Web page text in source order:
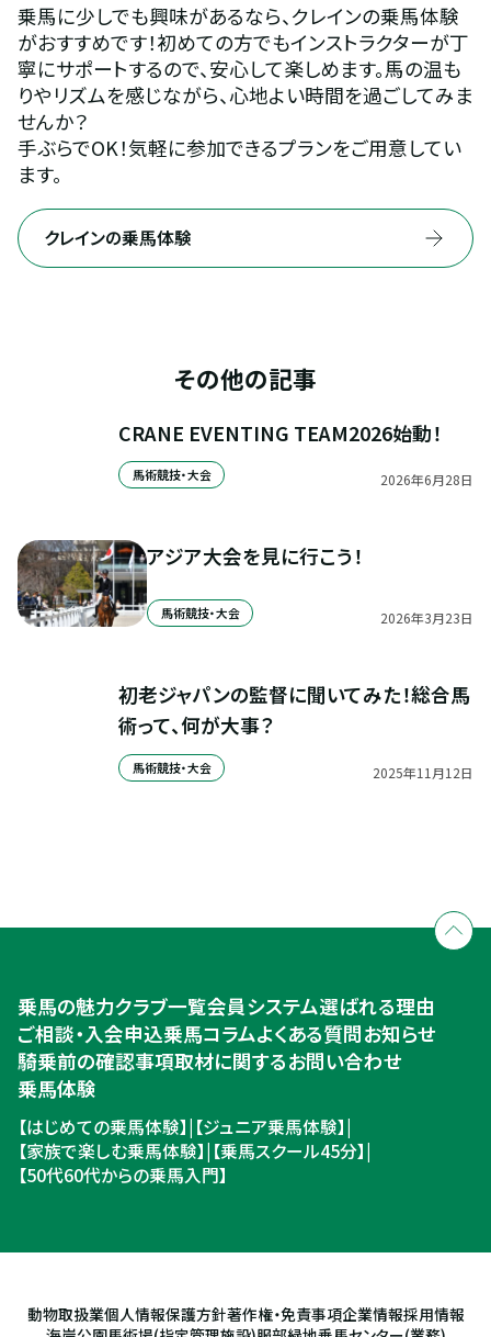
乗馬に少しでも興味があるなら、クレインの乗馬体験
がおすすめです！初めての方でもインストラクターが丁
寧にサポートするので、安心して楽しめます。馬の温も
りやリズムを感じながら、心地よい時間を過ごしてみま
せんか？
手ぶらでOK！気軽に参加できるプランをご用意してい
ます。
クレインの乗馬体験
その他の記事
CRANE EVENTING TEAM2026始動！
馬術競技・大会 2026年6月28日
アジア大会を見に行こう！
馬術競技・大会 2026年3月23日
初老ジャパンの監督に聞いてみた！総合馬
術って、何が大事？
馬術競技・大会 2025年11 月12日
入会のご相談・申込
ご相談・入会申込
乗馬の魅力クラブ一覧会員システム選ばれる理由
ご相談・入会申込乗馬コラムよくある質問お知らせ
騎乗前の確認事項取材に関するお問い合わせ
乗馬体験
【はじめての乗馬体験】| 【ジュニア乗馬体験】|
【家族で楽しむ乗馬体験】| 【乗馬スクール45分】|
【50代60代からの乗馬入門】
動物取扱業個人情報保護方針著作権・免責事項企業情報採用情報